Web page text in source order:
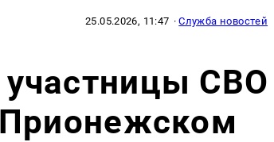
25.05.2026, 11:47 ·Служба новостей
СВО
Прионежском